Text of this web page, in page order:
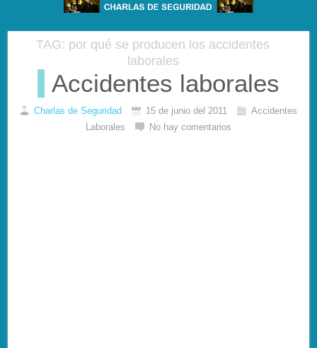
TAG: por qué se producen los accidentes
laborales
Accidentes laborales
Charlas de Seguridad 15 de junio del 2011
Accidentes
Laborales
No hay comentarios